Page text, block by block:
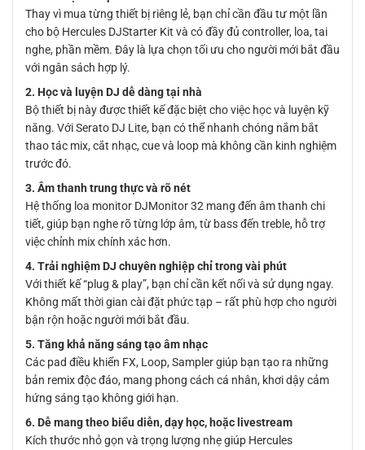
Thay vì mua từng thiết bị riêng lẻ, bạn chỉ cần đầu tư một lần
cho bộ Hercules DJStarter Kit và có đầy đủ controller, loa, tai
nghe, phần mềm. Đây là lựa chọn tối ưu cho người mới bắt đầu
với ngân sách hợp lý.
2. Học và luyện DJ dễ dàng tại nhà
Bộ thiết bị này được thiết kế đặc biệt cho việc học và luyện kỹ
năng. Với Serato DJ Lite, bạn có thể nhanh chóng nắm bắt
thao tác mix, cắt nhạc, cue và loop mà không cần kinh nghiệm
trước đó.
3. Âm thanh trung thực và rõ nét
Hệ thống loa monitor DJMonitor 32 mang đến âm thanh chi
tiết, giúp bạn nghe rõ từng lớp âm, từ bass đến treble, hỗ trợ
việc chỉnh mix chính xác hơn.
4. Trải nghiệm DJ chuyên nghiệp chỉ trong vài phút
Với thiết kế “plug & play”, bạn chỉ cần kết nối và sử dụng ngay.
Không mất thời gian cài đặt phức tạp – rất phù hợp cho người
bận rộn hoặc người mới bắt đầu.
5. Tăng khả năng sáng tạo âm nhạc
Các pad điều khiển FX, Loop, Sampler giúp bạn tạo ra những
bản remix độc đáo, mang phong cách cá nhân, khơi dậy cảm
hứng sáng tạo không giới hạn.
6. Dễ mang theo biểu diễn, dạy học, hoặc livestream
Kích thước nhỏ gọn và trọng lượng nhẹ giúp Hercules